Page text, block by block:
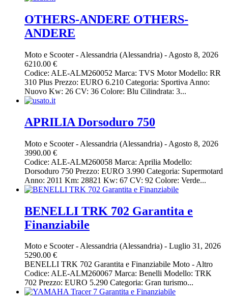
OTHERS-ANDERE OTHERS-
ANDERE
Moto e Scooter- Alessandria (Alessandria) - Agosto 8, 2026
6210.00 €
Codice: ALE-ALM260052 Marca: TVS Motor Modello: RR
310 Plus Prezzo: EURO 6.210 Categoria: Sportiva Anno:
Nuovo Kw: 26 CV: 36 Colore: Blu Cilindrata: 3...
APRILIA Dorsoduro 750
Moto e Scooter- Alessandria (Alessandria) - Agosto 8, 2026
3990.00 €
Codice: ALE-ALM260058 Marca: Aprilia Modello:
Dorsoduro 750 Prezzo: EURO 3.990 Categoria: Supermotard
Anno: 2011 Km: 28821 Kw: 67 CV: 92 Colore: Verde...
BENELLI TRK 702 Garantita e
Finanziabile
Moto e Scooter-Alessandria (Alessandria) - Luglio 31, 2026
5290.00 €
BENELLI TRK 702 Garantita e Finanziabile Moto - Altro
Codice: ALE-ALM260067 Marca: Benelli Modello: TRK
702 Prezzo: EURO 5.290 Categoria: Gran turismo...